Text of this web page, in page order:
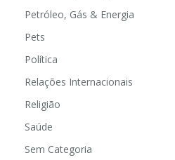
Petróleo, Gás & Energia
Pets
Política
Relações Internacionais
Religião
Saúde
Sem Categoria